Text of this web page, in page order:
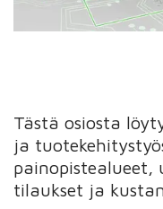
Tästä osiosta
ja
painopistealueet,
tilaukset ja